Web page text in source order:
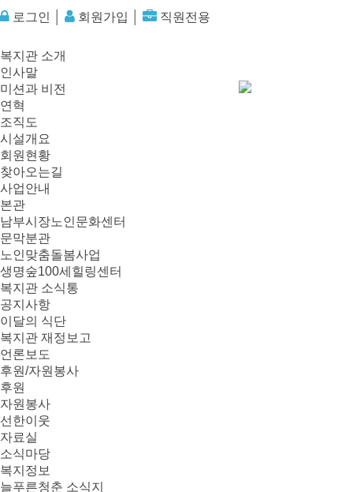
로그인 회원가입 직원전용
복지관 소개
인사말
미션과 비전
연혁
조직도
시설개요
회원현황
찾아오는길
사업안내
본관
남부시장노인문화센터
문막분관
노인맞춤돌봄사업
생명숲100세힐링센터
복지관 소식통
공지사항
이달의 식단
복지관 재정보고
언론보도
후원/자원봉사
후원
자원봉사
선한이웃
자료실
소식마당
복지정보
늘푸른청춘 소식지